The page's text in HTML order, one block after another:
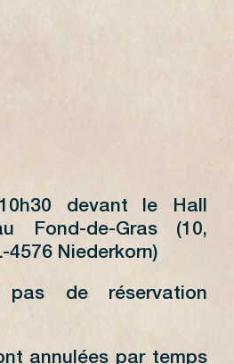
devant le Hall
Fond-de-Gras (10,
4576 Niederkorn)
pas de réservation
annulées par temps